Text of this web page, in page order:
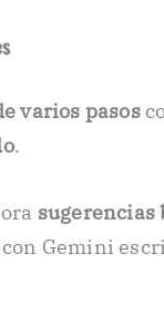
varios pasos
.
sugerencias
Gemini